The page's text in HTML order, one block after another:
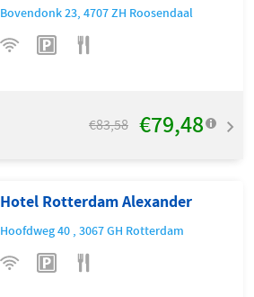
Hotel Rotterdam Alexander
Hoofdweg 40 ,3067 GH Rotterdam
Bovendonk 23,4707 ZH Roosendaal
€83,58 €79,48